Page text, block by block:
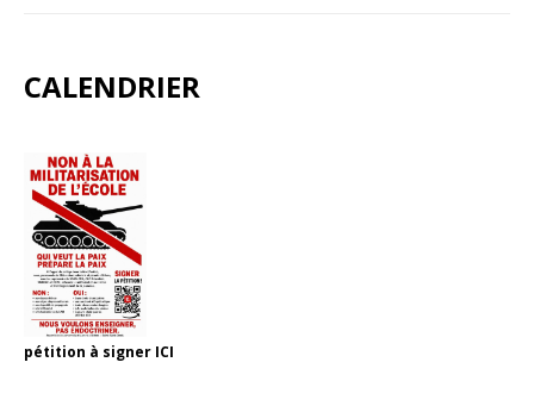
CALENDRIER
pétition à signer ICI